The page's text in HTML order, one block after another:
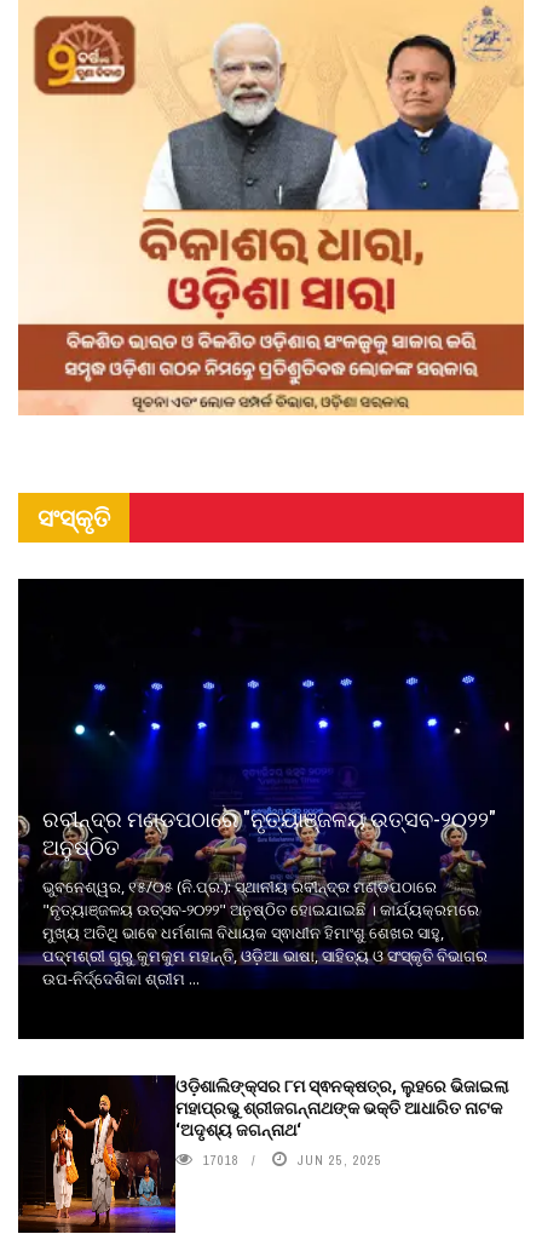
ସଂସ୍କୃତି
ରବୀନ୍ଦ୍ର ମଣ୍ଡପଠାରେ "ନୃତ୍ୟାଞ୍ଜଳୟ ଉତ୍ସବ-୨୦୨୨"
ଅନୁଷ୍ଠିତ
ଭୁବନେଶ୍ୱର, ୧୫/୦୫ (ନି.ପ୍ର.): ସ୍ଥାନୀୟ ରବୀନ୍ଦ୍ର ମଣ୍ଡପଠାରେ
"ନୃତ୍ୟାଞ୍ଜଳୟ ଉତ୍ସବ-୨୦୨୨" ଅନୁଷ୍ଠିତ ହୋଇଯାଇଛି । କାର୍ଯ୍ୟକ୍ରମରେ
ମୁଖ୍ୟ ଅତିଥି ଭାବେ ଧର୍ମଶାଳା ବିଧାୟକ ସ୍ଵାଧୀନ ହିମାଂଶୁ ଶେଖର ସାହୁ,
ପଦ୍ମଶ୍ରୀ ଗୁରୁ କୁମକୁମ ମହାନ୍ତି, ଓଡ଼ିଆ ଭାଷା, ସାହିତ୍ୟ ଓ ସଂସ୍କୃତି ବିଭାଗର
ଉପ-ନିର୍ଦ୍ଦେଶିକା ଶ୍ରୀମ ...
ଓଡ଼ିଶାଲିଙ୍କ୍ସର ୮ମ ସ୍ଵନକ୍ଷତ୍ର, ଲୁହରେ ଭିଜାଇଲା
ମହାପ୍ରଭୁ ଶ୍ରୀଜଗନ୍ନାଥଙ୍କ ଭକ୍ତି ଆଧାରିତ ନାଟକ
‘ଅଦୃଶ୍ୟ ଜଗନ୍ନାଥ‘
17018 JUN 25, 2025